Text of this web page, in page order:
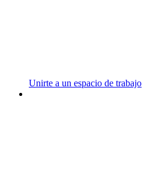
Unirte a un espacio de trabajo